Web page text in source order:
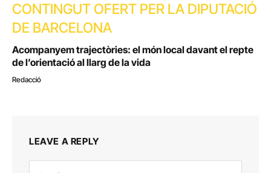
CONTINGUT OFERT PER LA DIPUTACIÓ
DE BARCELONA
Acompanyem trajectòries: el món local davant el repte
de l’orientació al llarg de la vida
Redacció
LEAVE A REPLY